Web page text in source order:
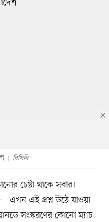
বিসিবি
চেষ্টা থাকে সবার।
এই প্রশ্ন উঠে যাওয়া
সংস্করণের কোনো ম্যাচ